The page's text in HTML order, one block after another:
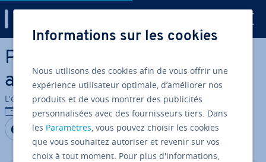
Aller au contenu principal
Ports FTP : aperçu du mode
actif et passif
L'équipe édi­to­riale IONOS
06/07/2023
Partager sur Facebook
Partager sur Twitter
Partager sur LinkedIn
Informations sur les cookies
Nous utilisons des cookies afin de vous offrir une
expérience utilisateur optimale, d’améliorer nos
produits et de vous montrer des publicités
personnalisées avec des fournisseurs tiers. Dans
les Paramètres, vous pouvez choisir les cookies
que vous souhaitez autoriser et revenir sur vos
choix à tout moment. Pour plus d'informations,